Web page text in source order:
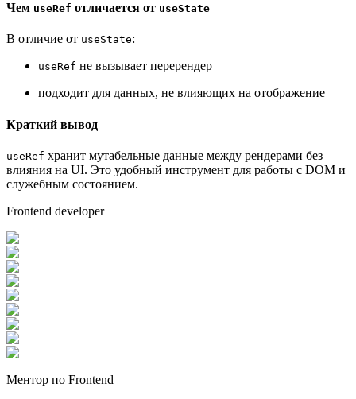
Чем useRef отличается от useState
В отличие от useState:
useRef не вызывает перерендер
подходит для данных, не влияющих на отображение
Краткий вывод
useRef хранит мутабельные данные между рендерами без
влияния на UI. Это удобный инструмент для работы с DOM и
служебным состоянием.
Frontend developer
Ментор по Frontend